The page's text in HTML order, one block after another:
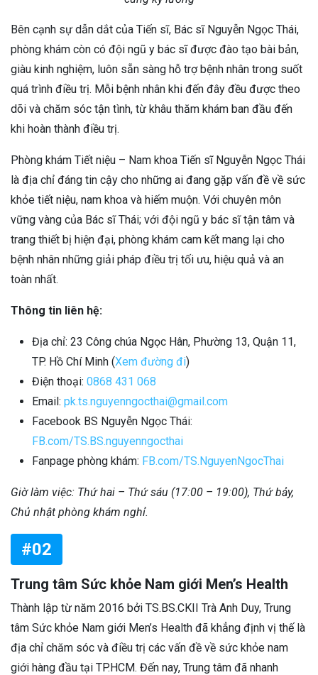
Bên cạnh sự dẫn dắt của Tiến sĩ, Bác sĩ Nguyễn Ngọc Thái,
phòng khám còn có đội ngũ y bác sĩ được đào tạo bài bản,
giàu kinh nghiệm, luôn sẵn sàng hỗ trợ bệnh nhân trong suốt
quá trình điều trị. Mỗi bệnh nhân khi đến đây đều được theo
dõi và chăm sóc tận tình, từ khâu thăm khám ban đầu đến
khi hoàn thành điều trị.
Phòng khám Tiết niệu – Nam khoa Tiến sĩ Nguyễn Ngọc Thái
là địa chỉ đáng tin cậy cho những ai đang gặp vấn đề về sức
khỏe tiết niệu, nam khoa và hiếm muộn. Với chuyên môn
vững vàng của Bác sĩ Thái; với đội ngũ y bác sĩ tận tâm và
trang thiết bị hiện đại, phòng khám cam kết mang lại cho
bệnh nhân những giải pháp điều trị tối ưu, hiệu quả và an
toàn nhất.
Thông tin liên hệ:
Địa chỉ: 23 Công chúa Ngọc Hân, Phường 13, Quận 11,
TP. Hồ Chí Minh (Xem đường đi)
Điện thoại: 0868 431 068
Email: pk.ts.nguyenngocthai@gmail.com
Facebook BS Nguyễn Ngọc Thái:
FB.com/TS.BS.nguyenngocthai
Fanpage phòng khám: FB.com/TS.NguyenNgocThai
Giờ làm việc: Thứ hai – Thứ sáu (17:00 – 19:00), Thứ bảy,
Chủ nhật phòng khám nghỉ.
#02
Trung tâm Sức khỏe Nam giới Men’s Health
Thành lập từ năm 2016 bởi TS.BS.CKII Trà Anh Duy, Trung
tâm Sức khỏe Nam giới Men’s Health đã khẳng định vị thế là
địa chỉ chăm sóc và điều trị các vấn đề về sức khỏe nam
giới hàng đầu tại TP.HCM. Đến nay, Trung tâm đã nhanh